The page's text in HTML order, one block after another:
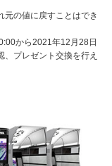
の値に戻すことはでき
から2021年12月28日
、プレゼント交換を行え